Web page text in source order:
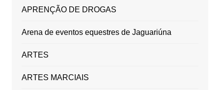
APRENÇÃO DE DROGAS
Arena de eventos equestres de Jaguariúna
ARTES
ARTES MARCIAIS